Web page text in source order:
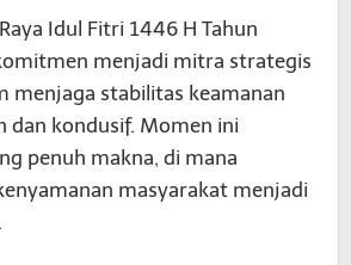
Idul Fitri 1446 H Tahun
menjadi mitra strategis
menjaga stabilitas keamanan
dan kondusif. Momen ini
penuh makna, di mana
masyarakat menjadi